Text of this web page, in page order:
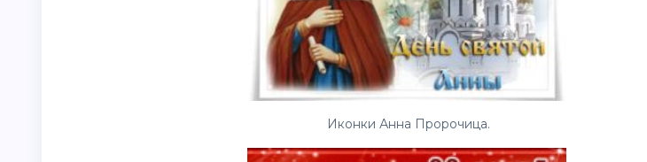
Иконки Анна Пророчица.